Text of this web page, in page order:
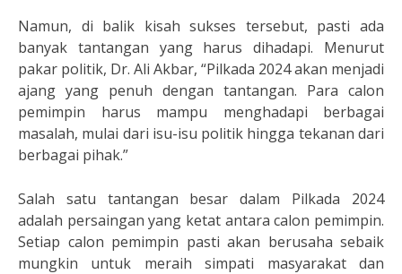
Namun, di balik kisah sukses tersebut, pasti ada
banyak tantangan yang harus dihadapi. Menurut
pakar politik, Dr. Ali Akbar, “Pilkada 2024 akan menjadi
ajang yang penuh dengan tantangan. Para calon
pemimpin harus mampu menghadapi berbagai
masalah, mulai dari isu-isu politik hingga tekanan dari
berbagai pihak.”
Salah satu tantangan besar dalam Pilkada 2024
adalah persaingan yang ketat antara calon pemimpin.
Setiap calon pemimpin pasti akan berusaha sebaik
mungkin untuk meraih simpati masyarakat dan